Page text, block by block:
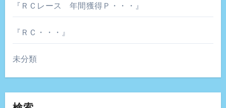
『ＲＣレース 年間獲得Ｐ・・・』
『ＲＣ・・・』
未分類